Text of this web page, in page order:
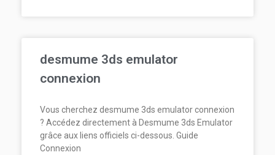
desmume 3ds emulator
connexion
Vous cherchez desmume 3ds emulator connexion
? Accédez directement à Desmume 3ds Emulator
grâce aux liens officiels ci-dessous. Guide
Connexion